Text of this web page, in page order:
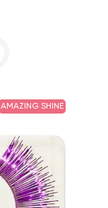
AMAZING SHINE